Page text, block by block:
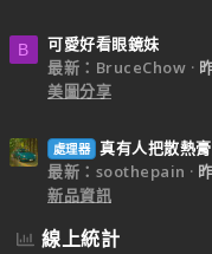
B
可愛好看眼鏡妹
最新：BruceChow
美圖分享
處理器 真有人把散熱
最新：soothepain
新品資訊
線上統計